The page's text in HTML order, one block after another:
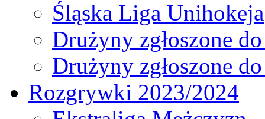
Śląska Liga Unihokeja
Drużyny zgłoszone
Drużyny zgłoszone
Rozgrywki 2023/2024